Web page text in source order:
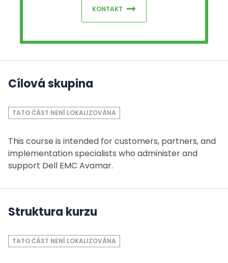
KONTAKT
Cílová skupina
TATO ČÁST NENÍ LOKALIZOVÁNA
This course is intended for customers, partners, and
implementation specialists who administer and
support Dell EMC Avamar.
Struktura kurzu
TATO ČÁST NENÍ LOKALIZOVÁNA